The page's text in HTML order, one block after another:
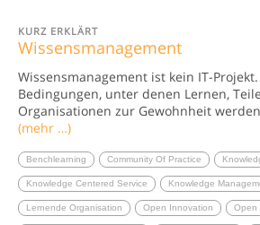
KURZ ERKLÄRT
Wissensmanagement
Wissensmanagement ist kein IT-
Bedingungen, unter denen Lernen,
Organisationen zur Gewohnheit
(mehr …)
Benchlearning Community Of Practice
Knowledge Centered Service Knowledge
Lernende Organisation Open Innovation Open